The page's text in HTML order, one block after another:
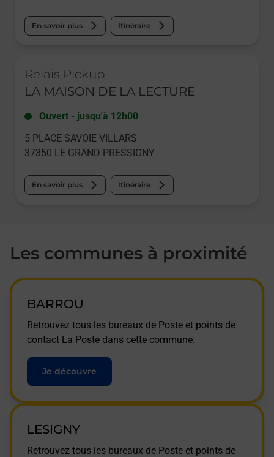
En savoir plus Itinéraire
Relais Pickup
LA MAISON DE LA LECTURE
Ouvert - jusqu'à 12h00
5 PLACE SAVOIE VILLARS
37350 LE GRAND PRESSIGNY
En savoir plus Itinéraire
Les communes à proximité
BARROU
Retrouvez tous les bureaux de Poste et points de
contact La Poste dans cette commune.
Je découvre
LESIGNY
Retrouvez tous les bureaux de Poste et points de